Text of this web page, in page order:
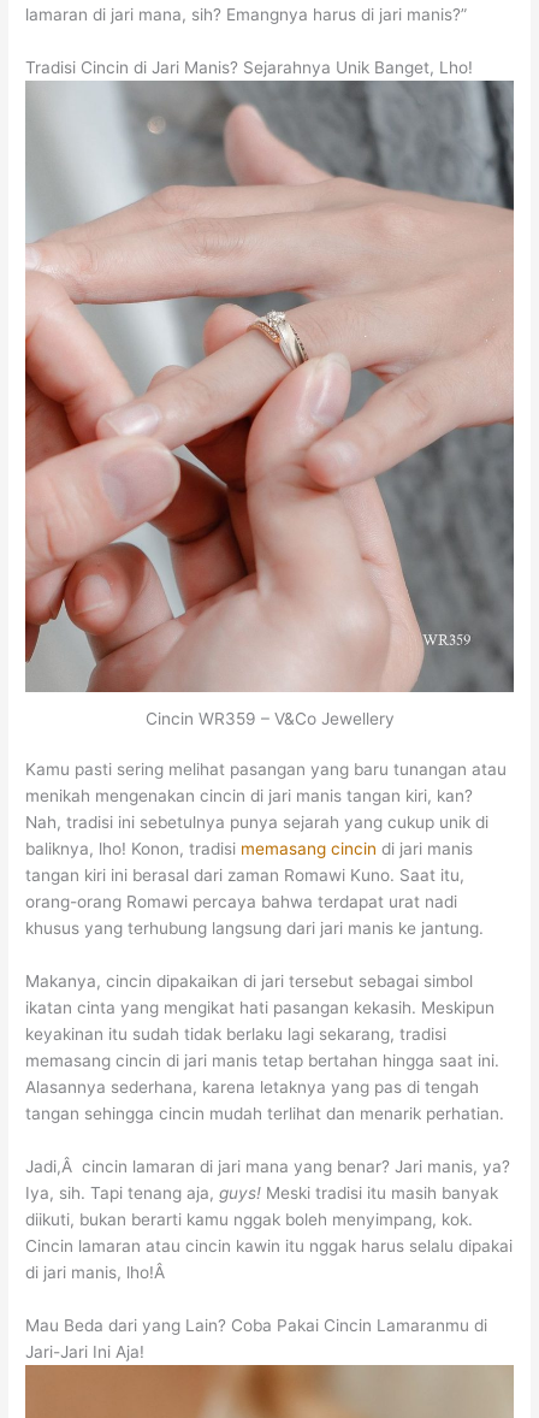
lamaran di jari mana, sih? Emangnya harus di jari manis?”
Tradisi Cincin di Jari Manis? Sejarahnya Unik Banget, Lho!
Cincin WR359 – V&Co Jewellery
Kamu pasti sering melihat pasangan yang baru tunangan atau
menikah mengenakan cincin di jari manis tangan kiri, kan?
Nah, tradisi ini sebetulnya punya sejarah yang cukup unik di
baliknya, lho! Konon, tradisi memasang cincin di jari manis
tangan kiri ini berasal dari zaman Romawi Kuno. Saat itu,
orang-orang Romawi percaya bahwa terdapat urat nadi
khusus yang terhubung langsung dari jari manis ke jantung.
Makanya, cincin dipakaikan di jari tersebut sebagai simbol
ikatan cinta yang mengikat hati pasangan kekasih. Meskipun
keyakinan itu sudah tidak berlaku lagi sekarang, tradisi
memasang cincin di jari manis tetap bertahan hingga saat ini.
Alasannya sederhana, karena letaknya yang pas di tengah
tangan sehingga cincin mudah terlihat dan menarik perhatian.
Jadi,Â cincin lamaran di jari mana yang benar? Jari manis, ya?
Iya, sih. Tapi tenang aja,guys! Meski tradisi itu masih banyak
diikuti, bukan berarti kamu nggak boleh menyimpang, kok.
Cincin lamaran atau cincin kawin itu nggak harus selalu dipakai
di jari manis, lho!Â
Mau Beda dari yang Lain? Coba Pakai Cincin Lamaranmu di
Jari-Jari Ini Aja!